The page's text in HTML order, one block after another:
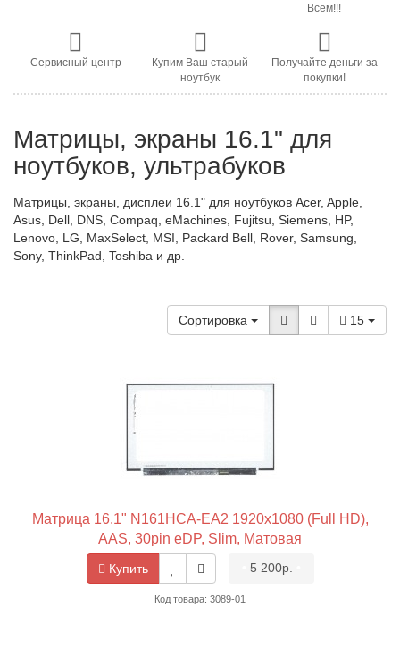
Всем!!!
Сервисный центр
Купим Ваш старый
ноутбук
Получайте деньги за
покупки!
Матрицы, экраны 16.1" для
ноутбуков, ультрабуков
Матрицы, экраны, дисплеи 16.1" для ноутбуков Acer, Apple,
Asus, Dell, DNS, Compaq, eMachines, Fujitsu, Siemens, HP,
Lenovo, LG, MaxSelect, MSI, Packard Bell, Rover, Samsung,
Sony, ThinkPad, Toshiba и др.
Сортировка 15
Матрица 16.1" N161HCA-EA2 1920x1080 (Full HD),
AAS, 30pin eDP, Slim, Матовая
Купить 5 200р.
Код товара: 3089-01